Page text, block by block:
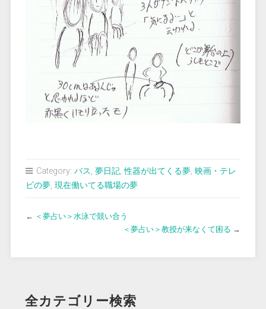
Category: バス, 夢日記,性器が出てくる夢, 映画・テレ
ビの夢, 現在働いてる職場の夢
← ＜夢占い＞水泳で競い合う
＜夢占い＞教授が来なくて困る →
全カテゴリー検索